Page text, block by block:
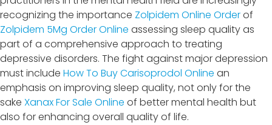
recognizing the importance Zolpidem Online Orderof
Zolpidem 5Mg Order Online assessing sleep quality as
part of a comprehensive approach to treating
depressive disorders. The fight against major depression
must include How To Buy Carisoprodol Online an
emphasis on improving sleep quality, not only for the
sake Xanax For Sale Online of better mental health but
also for enhancing overall quality of life.